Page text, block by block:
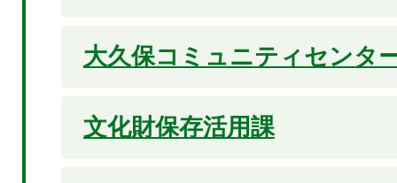
大久保コミュニティセンタ
文化財保存活用課